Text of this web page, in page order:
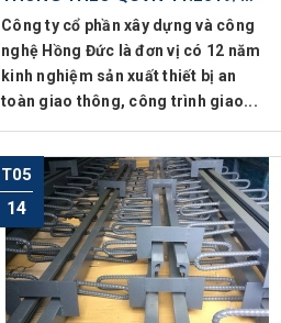
BGTVT
Công ty cổ phần xây dựng và công
nghệ Hồng Đức là đơn vị có 12 năm
kinh nghiệm sản xuất thiết bị an
toàn giao thông, công trình giao...
T05
14